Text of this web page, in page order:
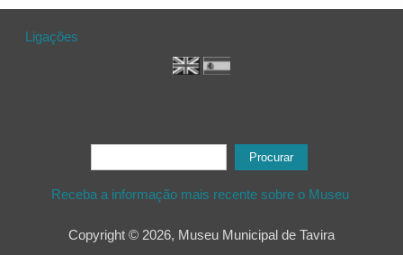
Ligações
Formulário de procura
Receba a informação mais recente sobre o Museu
Copyright © 2026, Museu Municipal de Tavira